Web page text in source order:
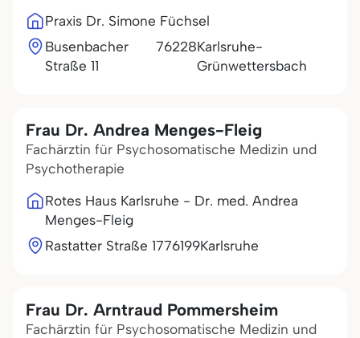
Praxis Dr. Simone Füchsel
Busenbacher
Straße 11
76228Karlsruhe-
Grünwettersbach
Frau Dr. Andrea Menges-Fleig
Fachärztin für Psychosomatische Medizin und
Psychotherapie
Rotes Haus Karlsruhe - Dr. med. Andrea
Menges-Fleig
Rastatter Straße 1776199Karlsruhe
Frau Dr. Arntraud Pommersheim
Fachärztin für Psychosomatische Medizin und